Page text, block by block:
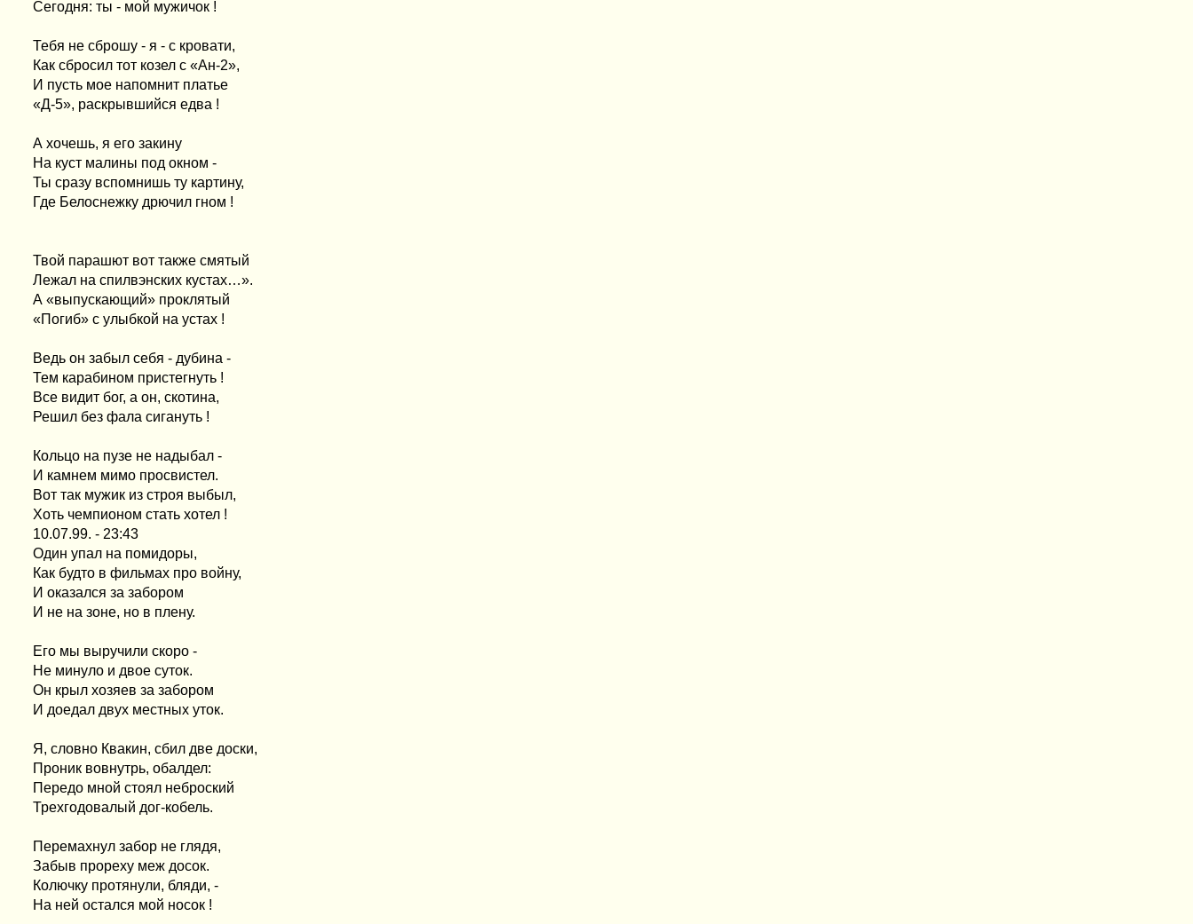
Сегодня: ты - мой мужичок !
Тебя не сброшу - я - с кровати,
Как сбросил тот козел с «Ан-2»,
И пусть мое напомнит платье
«Д-5», раскрывшийся едва !
А хочешь, я его закину
На куст малины под окном -
Ты сразу вспомнишь ту картину,
Где Белоснежку дрючил гном !
Твой парашют вот также смятый
Лежал на спилвэнских кустах…».
А «выпускающий» проклятый
«Погиб» с улыбкой на устах !
Ведь он забыл себя - дубина -
Тем карабином пристегнуть !
Все видит бог, а он, скотина,
Решил без фала сигануть !
Кольцо на пузе не надыбал -
И камнем мимо просвистел.
Вот так мужик из строя выбыл,
Хоть чемпионом стать хотел !
10.07.99. - 23:43
Один упал на помидоры,
Как будто в фильмах про войну,
И оказался за забором
И не на зоне, но в плену.
Его мы выручили скоро -
Не минуло и двое суток.
Он крыл хозяев за забором
И доедал двух местных уток.
Я, словно Квакин, сбил две доски,
Проник вовнутрь, обалдел:
Передо мной стоял неброский
Трехгодовалый дог-кобель.
Перемахнул забор не глядя,
Забыв прореху меж досок.
Колючку протянули, бляди, -
На ней остался мой носок !